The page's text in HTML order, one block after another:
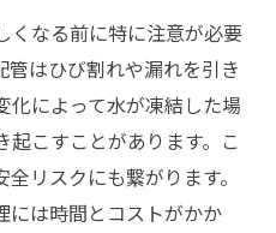
くなる前に特に注意が必要
はひび割れや漏れを引き
化によって水が凍結した場
こすことがあります。こ
リスクにも繋がります。
には時間とコストがかか